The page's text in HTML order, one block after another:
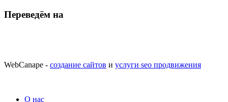
Переведём на
WebCanape - создание сайтов и услуги seo продвижения
О нас